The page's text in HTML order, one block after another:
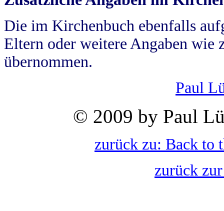
Die im Kirchenbuch ebenfalls
Eltern oder weitere Angaben wie
übernommen.
Paul
© 2009 by Paul
zurück zu: Back to
zurück